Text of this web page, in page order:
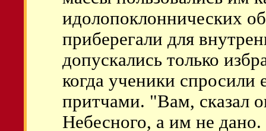
идолопоклоннических
приберегали для
допускались только
когда ученики спросили
притчами. "Вам, сказал
Небесного, а им не